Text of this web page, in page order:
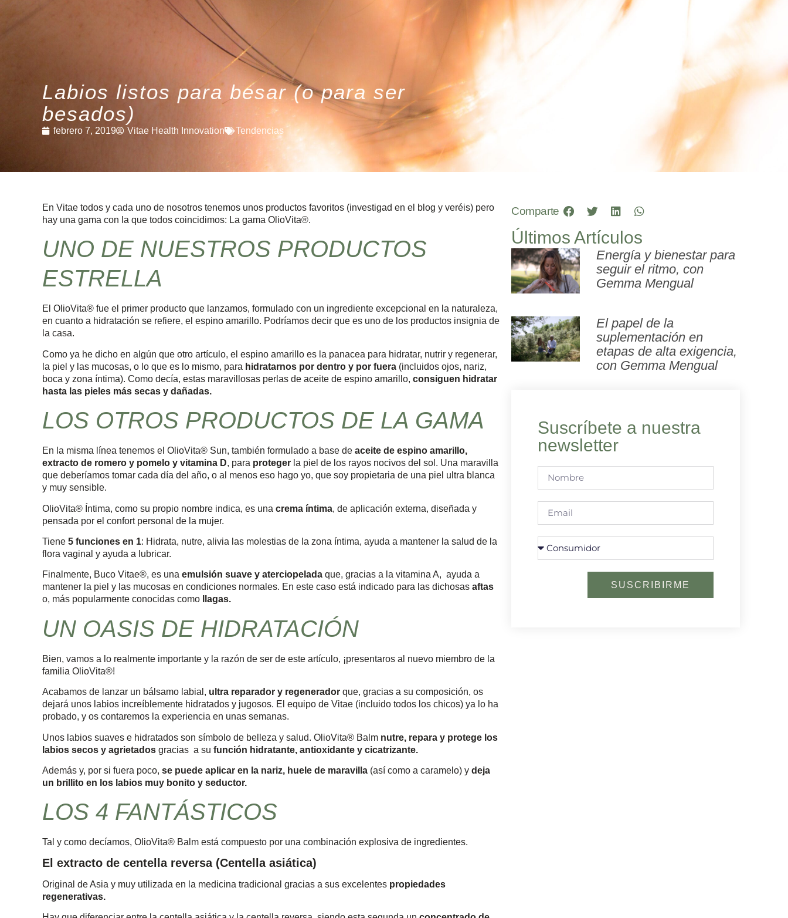
Labios listos para besar (o para ser
besados)
febrero 7, 2019 Vitae Health Innovation Tendencias
En Vitae todos y cada uno de nosotros tenemos unos productos favoritos (investigad en el blog y veréis) pero
hay una gama con la que todos coincidimos: La gama OlioVita®.
UNO DE NUESTROS PRODUCTOS
ESTRELLA
El OlioVita® fue el primer producto que lanzamos, formulado con un ingrediente excepcional en la naturaleza,
en cuanto a hidratación se refiere, el espino amarillo. Podríamos decir que es uno de los productos insignia de
la casa.
Como ya he dicho en algún que otro artículo, el espino amarillo es la panacea para hidratar, nutrir y regenerar,
la piel y las mucosas, o lo que es lo mismo, para hidratarnos por dentro y por fuera (incluidos ojos, nariz,
boca y zona íntima). Como decía, estas maravillosas perlas de aceite de espino amarillo, consiguen hidratar
hasta las pieles más secas y dañadas.
LOS OTROS PRODUCTOS DE LA GAMA
En la misma línea tenemos el OlioVita® Sun, también formulado a base de aceite de espino amarillo,
extracto de romero y pomelo y vitamina D, para proteger la piel de los rayos nocivos del sol. Una maravilla
que deberíamos tomar cada día del año, o al menos eso hago yo, que soy propietaria de una piel ultra blanca
y muy sensible.
OlioVita® Íntima, como su propio nombre indica, es una crema íntima, de aplicación externa, diseñada y
pensada por el confort personal de la mujer.
Tiene 5 funciones en 1: Hidrata, nutre, alivia las molestias de la zona íntima, ayuda a mantener la salud de la
flora vaginal y ayuda a lubricar.
Finalmente, Buco Vitae®, es una emulsión suave y aterciopelada que, gracias a la vitamina A, ayuda a
mantener la piel y las mucosas en condiciones normales. En este caso está indicado para las dichosas aftas
o, más popularmente conocidas como llagas.
UN OASIS DE HIDRATACIÓN
Bien, vamos a lo realmente importante y la razón de ser de este artículo, ¡presentaros al nuevo miembro de la
familia OlioVita®!
Acabamos de lanzar un bálsamo labial, ultra reparador y regenerador que, gracias a su composición, os
dejará unos labios increíblemente hidratados y jugosos. El equipo de Vitae (incluido todos los chicos) ya lo ha
probado, y os contaremos la experiencia en unas semanas.
Unos labios suaves e hidratados son símbolo de belleza y salud. OlioVita® Balm nutre, repara y protege los
labios secos y agrietados gracias a su función hidratante, antioxidante y cicatrizante.
Además y, por si fuera poco, se puede aplicar en la nariz, huele de maravilla (así como a caramelo) y deja
un brillito en los labios muy bonito y seductor.
LOS 4 FANTÁSTICOS
Tal y como decíamos, OlioVita® Balm está compuesto por una combinación explosiva de ingredientes.
El extracto de centella reversa (Centella asiática)
Original de Asia y muy utilizada en la medicina tradicional gracias a sus excelentes propiedades
regenerativas.
Comparte
Últimos Artículos
Energía y bienestar para
seguir el ritmo, con
Gemma Mengual
El papel de la
suplementación en
etapas de alta exigencia,
con Gemma Mengual
Suscríbete a nuestra
newsletter
SUSCRIBIRME